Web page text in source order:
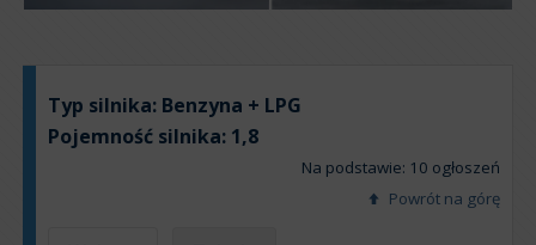
Typ silnika: Benzyna + LPG
Pojemność silnika: 1,8
Na podstawie: 10 ogłoszeń
Powrót na górę